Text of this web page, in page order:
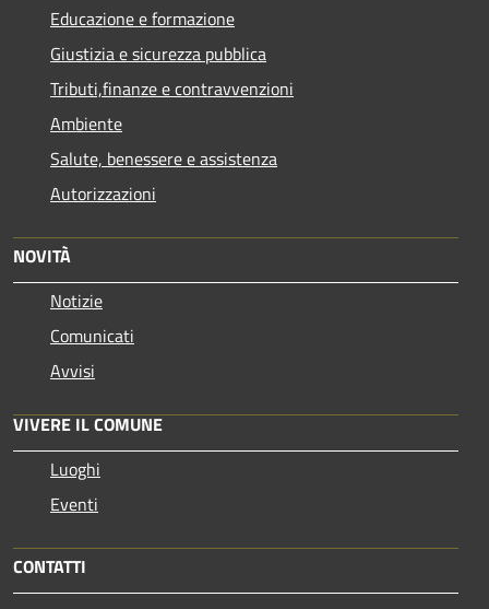
Educazione e formazione
Giustizia e sicurezza pubblica
Tributi,finanze e contravvenzioni
Ambiente
Salute, benessere e assistenza
Autorizzazioni
NOVITÀ
Notizie
Comunicati
Avvisi
VIVERE IL COMUNE
Luoghi
Eventi
CONTATTI